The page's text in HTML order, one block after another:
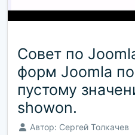
Совет по
форм Joomla
пустому
showon.
Автор: Сергей Толкачев